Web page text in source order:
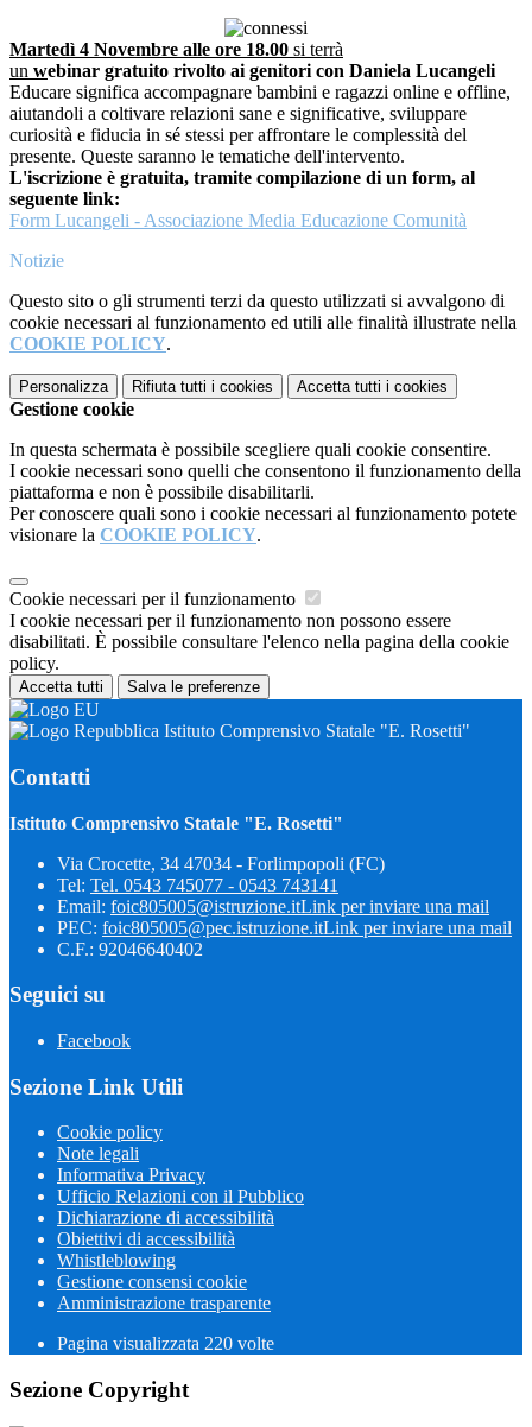
Martedì 4 Novembre alle ore 18.00 si terrà
un webinar gratuito rivolto ai genitori con Daniela Lucangeli
Educare significa accompagnare bambini e ragazzi online e offline,
aiutandoli a coltivare relazioni sane e significative, sviluppare
curiosità e fiducia in sé stessi per affrontare le complessità del
presente. Queste saranno le tematiche dell'intervento.
L'iscrizione è gratuita, tramite compilazione di un form, al
seguente link:
Form Lucangeli - Associazione Media Educazione Comunità
Notizie
Questo sito o gli strumenti terzi da questo utilizzati si avvalgono di
cookie necessari al funzionamento ed utili alle finalità illustrate nella
COOKIE POLICY.
Personalizza Rifiuta tutti i cookies Accetta tutti i cookies
Gestione cookie
In questa schermata è possibile scegliere quali cookie consentire.
I cookie necessari sono quelli che consentono il funzionamento della
piattaforma e non è possibile disabilitarli.
Per conoscere quali sono i cookie necessari al funzionamento potete
visionare la COOKIE POLICY.
Cookie necessari per il funzionamento
I cookie necessari per il funzionamento non possono essere
disabilitati. È possibile consultare l'elenco nella pagina della cookie
policy.
Accetta tutti Salva le preferenze
Istituto Comprensivo Statale "E. Rosetti"
Contatti
Istituto Comprensivo Statale "E. Rosetti"
Via Crocette, 34 47034 - Forlimpopoli (FC)
Tel: Tel. 0543 745077 - 0543 743141
Email: foic805005@istruzione.itLink per inviare una mail
PEC: foic805005@pec.istruzione.itLink per inviare una mail
C.F.: 92046640402
Seguici su
Facebook
Sezione Link Utili
Cookie policy
Note legali
Informativa Privacy
Ufficio Relazioni con il Pubblico
Dichiarazione di accessibilità
Obiettivi di accessibilità
Whistleblowing
Gestione consensi cookie
Amministrazione trasparente
Pagina visualizzata 220 volte
Sezione Copyright